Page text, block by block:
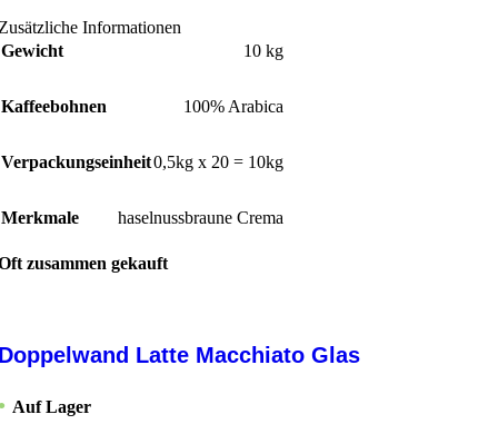
Informationen
Gewicht
10 kg
Kaffeebohnen 100% Arabica
Verpackungseinheit0,5kg x 20 = 10kg
Merkmale haselnussbraune Crema
zusammen gekauft
Latte Macchiato Glas
Auf Lager